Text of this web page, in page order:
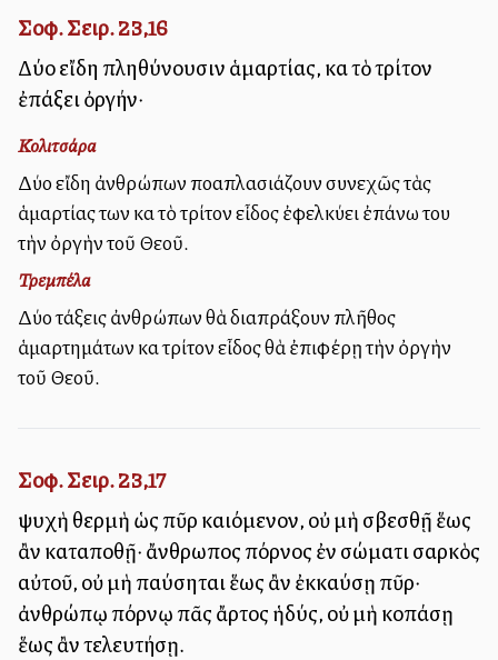
Σοφ. Σειρ. 23,16
Δύο εἴδη πληθύνουσιν ἁμαρτίας, καὶ τὸ τρίτον
ἐπάξει ὀργήν·
Κολιτσάρα
Δύο εἴδη ἀνθρώπων πολλαπλασιάζουν συνεχῶς τὰς
ἁμαρτίας των καὶ τὸ τρίτον εἶδος ἐφελκύει ἐπάνω του
τὴν ὀργὴν τοῦ Θεοῦ.
Τρεμπέλα
Δύο τάξεις ἀνθρώπων θὰ διαπράξουν πλῆθος
ἁμαρτημάτων καὶ τρίτον εἶδος θὰ ἐπιφέρῃ τὴν ὀργὴν
τοῦ Θεοῦ.
Σοφ. Σειρ. 23,17
ψυχὴ θερμὴ ὡς πῦρ καιόμενον, οὐ μὴ σβεσθῇ ἕως
ἂν καταποθῇ· ἄνθρωπος πόρνος ἐν σώματι σαρκὸς
αὐτοῦ, οὐ μὴ παύσηται ἕως ἂν ἐκκαύσῃ πῦρ·
ἀνθρώπῳ πόρνῳ πᾶς ἄρτος ἡδύς, οὐ μὴ κοπάσῃ
ἕως ἂν τελευτήσῃ.